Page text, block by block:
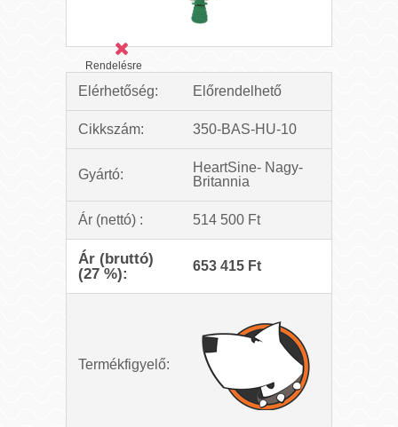
Rendelésre
Elérhetőség: Előrendelhető
Cikkszám: 350-BAS-HU-10
Gyártó:
HeartSine- Nagy-
Britannia
Ár (nettó) : 514 500 Ft
Ár (bruttó)
(27 %):
653 415 Ft
Termékfigyelő: